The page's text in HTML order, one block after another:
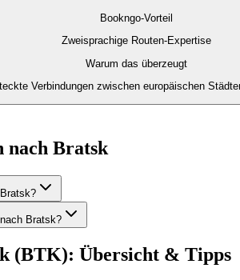
Bookngo-Vorteil
Zweisprachige Routen-Expertise
Warum das überzeugt
Verbindungen zwischen europäischen
nach Bratsk
Bratsk?
(BTK): Übersicht & Tipps